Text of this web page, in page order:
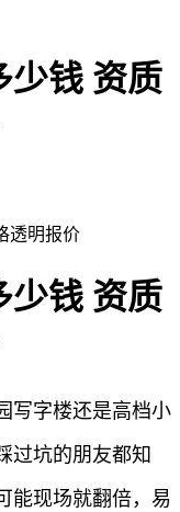
少钱 资质
透明报价
少钱 资质
写字楼还是高档小
过坑的朋友都知
能现场就翻倍，易